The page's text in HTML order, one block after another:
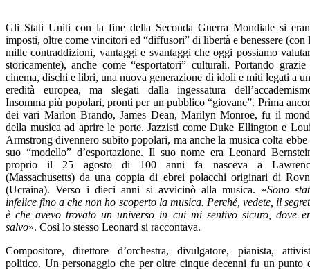
Gli Stati Uniti con la fine della Seconda Guerra Mondiale si
imposti, oltre come vincitori ed “diffusori” di libertà e benessere (con
mille contraddizioni, vantaggi e svantaggi che oggi possiamo
storicamente), anche come “esportatori” culturali. Portando grazie
cinema, dischi e libri, una nuova generazione di idoli e miti legati a
eredità europea, ma slegati dalla ingessatura
Insomma più popolari, pronti per un pubblico “giovane”. Prima
dei vari Marlon Brando, James Dean, Marilyn Monroe, fu il
della musica ad aprire le porte. Jazzisti come Duke Ellington e
Armstrong divennero subito popolari, ma anche la musica colta
suo “modello” d’esportazione. Il suo nome era Leonard
proprio il 25 agosto di 100 anni fa nasceva a
(Massachusetts) da una coppia di ebrei polacchi originari di
(Ucraina). Verso i dieci anni si avvicinò alla musica. «Sono
infelice fino a che non ho scoperto la musica. Perché, vedete, il
è che avevo trovato un universo in cui mi sentivo sicuro, dove
salvo». Così lo stesso Leonard si raccontava.
Compositore, direttore d’orchestra, divulgatore, pianista,
politico. Un personaggio che per oltre cinque decenni fu un punto